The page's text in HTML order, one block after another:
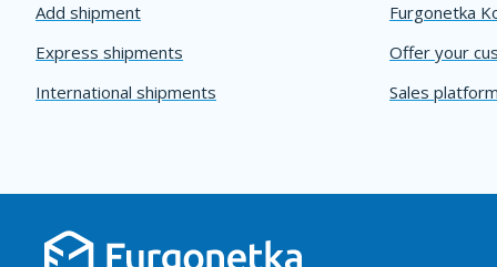
Add shipment
Express shipments
International shipments
Furgonetka
Offer your
Sales